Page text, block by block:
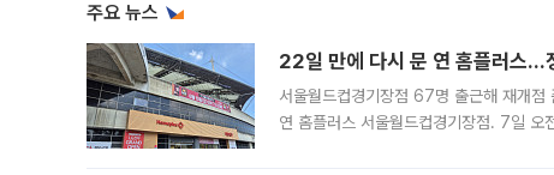
주요 뉴스
22일 만에 다시 문 연 홈플러스…
서울월드컵경기장점 67명 출근해 재개
연 홈플러스 서울월드컵경기장점. 7일 오